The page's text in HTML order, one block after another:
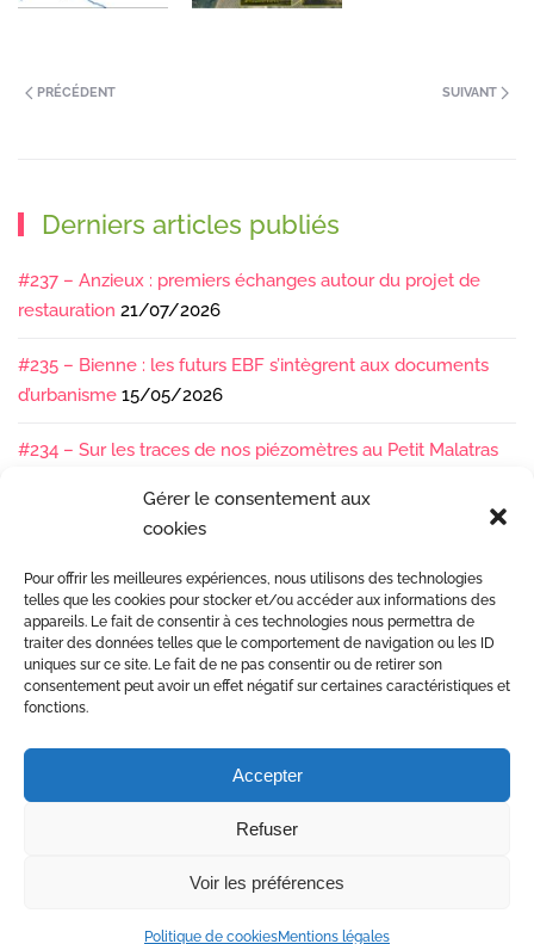
Gérer le consentement aux
cookies
Pour offrir les meilleures expériences, nous utilisons des technologies
telles que les cookies pour stocker et/ou accéder aux informations des
appareils. Le fait de consentir à ces technologies nous permettra de
traiter des données telles que le comportement de navigation ou les ID
uniques sur ce site. Le fait de ne pas consentir ou de retirer son
consentement peut avoir un effet négatif sur certaines caractéristiques et
fonctions.
Accepter
Refuser
Voir les préférences
Politique de cookiesMentions légales
PRÉCÉDENT SUIVANT
Derniers articles publiés
#237 – Anzieux : premiers échanges autour du projet de
restauration 21/07/2026
#235 – Bienne : les futurs EBF s’intègrent aux documents
d’urbanisme 15/05/2026
#234 – Sur les traces de nos piézomètres au Petit Malatras
#233 – Les sédiments, ça se suit en équipe !
#232 – Sur le terrain avec l’Isère : ça bouge sous nos pieds !
07/04/2026
Etudes et gestion des rivières
© Copyright 2017 Dynamique Hydro •